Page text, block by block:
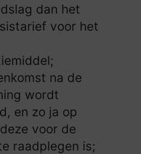
dan het
voor het
na de
wordt
en zo ja op
voor de
raadplegen is;